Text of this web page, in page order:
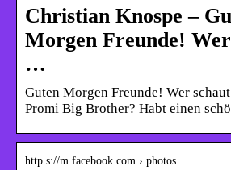
Christian Knospe –
Morgen Freunde!
…
Guten Morgen Freunde! Wer
Promi Big Brother? Habt einen
http s://m.facebook.com › photos